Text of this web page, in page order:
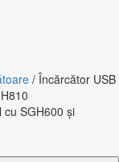
/ Încărcător USB